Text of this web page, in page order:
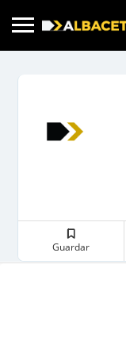
Guardar